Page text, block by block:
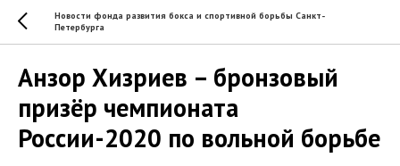
Новости фонда развития бокса и спортивной борьбы Санкт-
Петербурга
Анзор Хизриев – бронзовый
призёр чемпионата
России-2020 по вольной борьбе